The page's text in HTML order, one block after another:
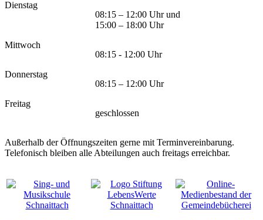
Dienstag
08:15 – 12:00 Uhr und
15:00 – 18:00 Uhr
Mittwoch
08:15 - 12:00 Uhr
Donnerstag
08:15 – 12:00 Uhr
Freitag
geschlossen
Außerhalb der Öffnungszeiten gerne mit Terminvereinbarung.
Telefonisch bleiben alle Abteilungen auch freitags erreichbar.